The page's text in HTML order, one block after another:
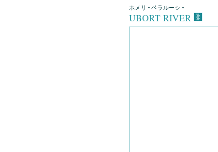
ホメリ • ベラルーシ •
UBORT RIVER